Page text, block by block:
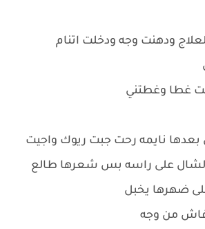
ودهنت وجه ودخلت اتنام
غطا وغطتني
نايمه رحت جبت ريوك واجيت
الشال على راسه بس شعرها طالع
ضهرها يخبل
فاش من وجه